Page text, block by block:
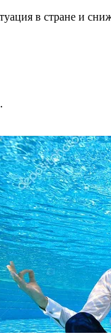
в стране и